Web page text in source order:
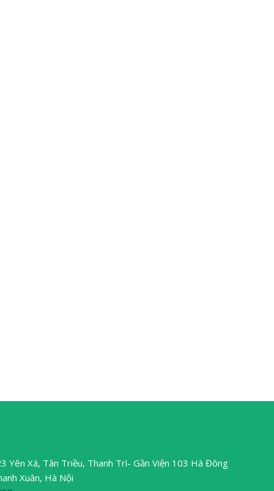
Yên Xá, Tân Triều, Thanh Trì- Gần Viện 103 Hà Đông
Xuân, Hà Nội